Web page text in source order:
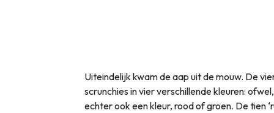
Uiteindelijk kwam de aap uit de mouw. De
scrunchies in vier verschillende kleuren:
echter ook een kleur, rood of groen. De tien